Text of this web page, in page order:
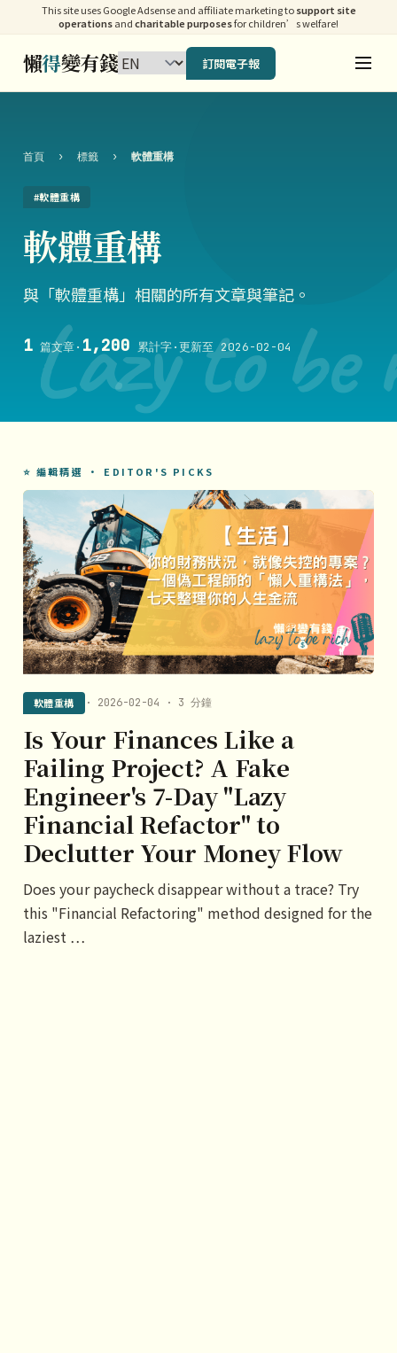
This site uses Google Adsense and affiliate marketing tosupport site
operationsandcharitable purposesfor children’s welfare!
懶得變有錢 訂閱電子報
Lazy to be
首頁 › 標籤 › 軟體重構
#軟體重構
軟體重構
與「軟體重構」相關的所有文章與筆記。
1篇文章· 1,200 累計字·更新至 2026-02-04
⭐ 編輯精選 · EDITOR'S PICKS
軟體重構 · 2026-02-04 · 3 分鐘
Is Your Finances Like a
Failing Project? A Fake
Engineer's 7-Day "Lazy
Financial Refactor" to
Declutter Your Money Flow
Does your paycheck disappear without a trace? Try
this "Financial Refactoring" method designed for the
laziest …